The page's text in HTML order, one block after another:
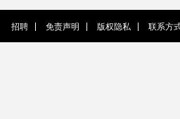
招聘 免责声明 版权隐私 联系方